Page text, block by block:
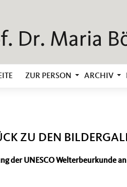
ZUR PERSON ARCHIV
ZU DEN
der UNESCO Welterbeurkunde